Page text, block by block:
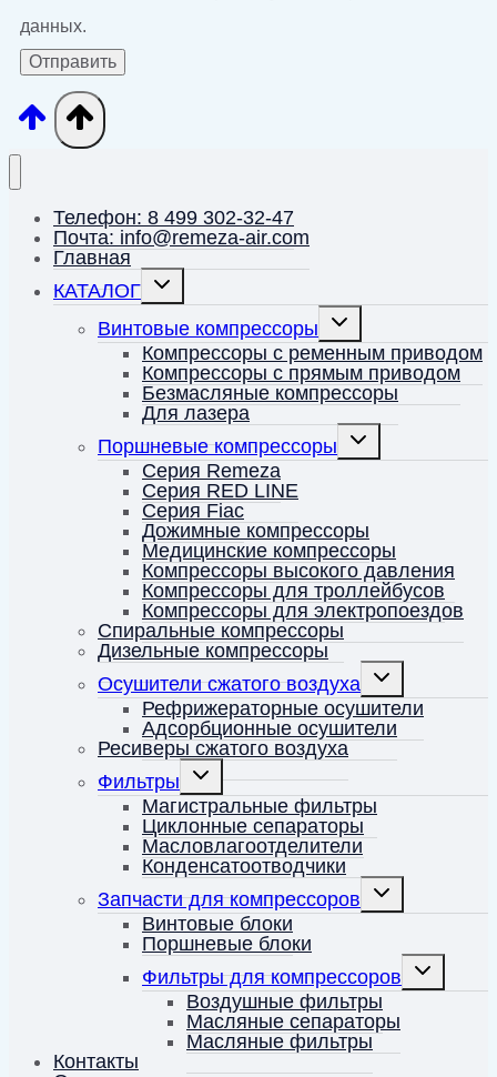
данных.
Телефон: 8 499 302-32-47
Почта: info@remeza-air.com
Главная
КАТАЛОГ
Переключить
Винтовые компрессоры
Переключить
меню
Компрессоры с ременным приводом
Компрессоры с прямым приводом
Безмасляные компрессоры
Для лазера
Поршневые компрессоры
Переключить
Серия Remeza
Серия RED LINE
Серия Fiac
Дожимные компрессоры
Медицинские компрессоры
Компрессоры высокого давления
Компрессоры для троллейбусов
Компрессоры для электропоездов
Спиральные компрессоры
Дизельные компрессоры
Осушители сжатого воздуха
Переключить
меню
Рефрижераторные осушители
Адсорбционные осушители
Ресиверы сжатого воздуха
Фильтры
Переключить
дочернее
меню
Магистральные фильтры
Циклонные сепараторы
Масловлагоотделители
Конденсатоотводчики
Запчасти для компрессоров
Переключить
Винтовые блоки
Поршневые блоки
Фильтры для компрессоров
Переключить
Воздушные фильтры
Масляные сепараторы
Масляные фильтры
Контакты